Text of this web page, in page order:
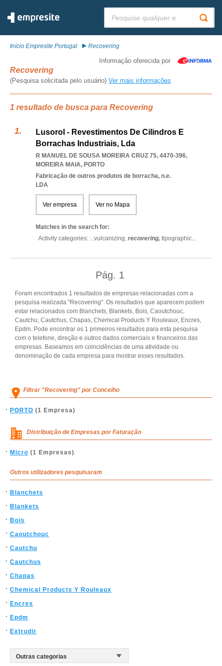
Início Empresite Portugal Recovering
Informação oferecida por
Recovering
(Pesquisa solicitada pelo usuário) Ver mais informações
1 resultado de busca para Recovering
Lusorol - Revestimentos De Cilindros E
Borrachas Industriais, Lda
R MANUEL DE SOUSA MOREIRA CRUZ 75, 4470-396,
MOREIRA MAIA, PORTO
Fabricação de outros produtos de borracha, n.e.
LDA
Ver empresa Ver no Mapa
Matches in the search for:
Activity categories: ...vulcanizing, recovering, tipographic...
Pág. 1
Foram encontrados 1 resultados de empresas relacionadas com a
pesquisa realizada "Recovering". Os resultados que aparecem podem
estar relacionados com Blanchets, Blankets, Bois, Caoutchouc,
Cautchu, Cautchus, Chapas, Chemical Products Y Rouleaux, Encres,
Epdm. Pode encontrar os 1 primeiros resultados para esta pesquisa
com o telefone, direção e outros dados comerciais e financeiros das
empresas. Baseamos em coincidências de uma atividade ou
denominação de cada empresa para mostrar esses resultados.
Filtrar "Recovering" por Concelho
PORTO (1 Empresa)
Distribuição de Empresas por Faturação
Micro (1 Empresas)
Outros utilizadores pesquisaram
Blanchets
Blankets
Bois
Caoutchouc
Cautchu
Cautchus
Chapas
Chemical Products Y Rouleaux
Encres
Epdm
Extrudir